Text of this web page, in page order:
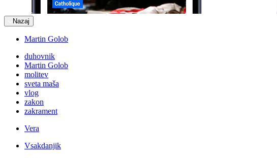
Nazaj
Martin Golob
duhovnik
Martin Golob
molitev
sveta maša
vlog
zakon
zakrament
Vera
Vsakdanjik